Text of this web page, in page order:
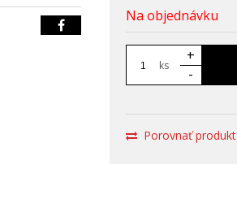
Na objednávku
ks
+
-
Porovnať produkt